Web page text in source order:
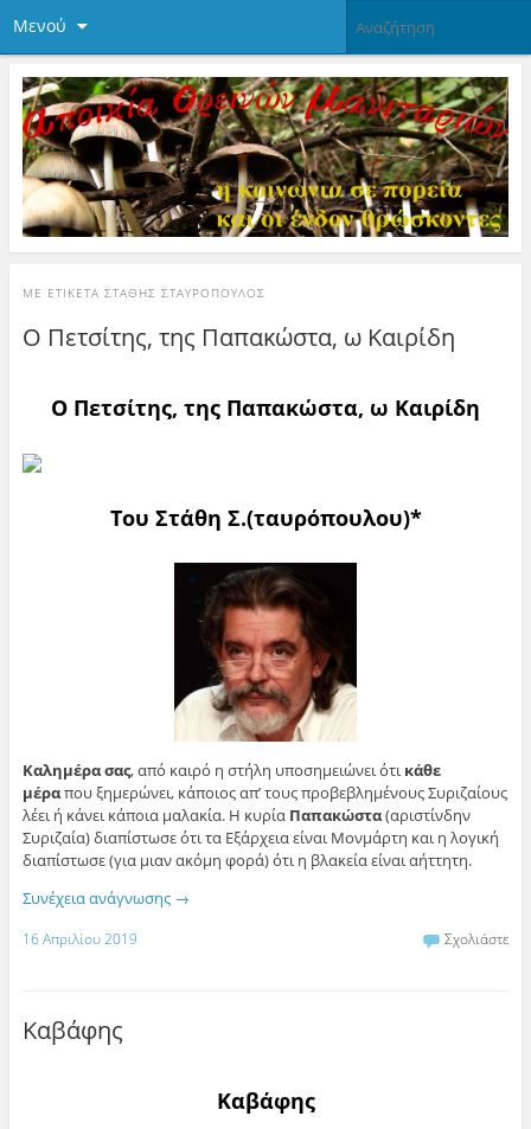
Μενού
ΜΕ ΕΤΙΚΈΤΑ ΣΤΆΘΗΣ ΣΤΑΥΡΌΠΟΥΛΟΣ
Ο Πετσίτης, της Παπακώστα, ω Καιρίδη
Ο Πετσίτης, της Παπακώστα, ω Καιρίδη
Του Στάθη Σ.(ταυρόπουλου)*
Καλημέρα σας, από καιρό η στήλη υποσημειώνει ότικάθε
μέραπου ξημερώνει, κάποιος απ’ τους προβεβλημένους Συριζαίους
λέει ή κάνει κάποια μαλακία. Η κυρία Παπακώστα(αριστίνδην
Συριζαία) διαπίστωσε ότι τα Εξάρχεια είναι Μονμάρτη και η λογική
διαπίστωσε (για μιαν ακόμη φορά) ότι η βλακεία είναι αήττητη.
Συνέχεια ανάγνωσης →
16 Απριλίου 2019 Σχολιάστε
Καβάφης
Καβάφης